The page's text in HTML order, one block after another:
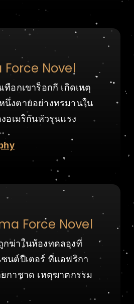
Force Novel
อกเขาร็อกกี เกิดเหตุ
งตายอย่างทรมานใน
อเมริกันหัวรุนแรง
Force Novel
ฆ่าในห้องทดลองที่
นต์ปีเตอร์ ที่แอฟริกา
กาชาด เหตุฆาตกรรม